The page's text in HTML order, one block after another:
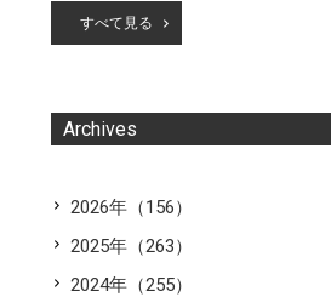
すべて見る
Archives
2026年（156）
2025年（263）
2024年（255）